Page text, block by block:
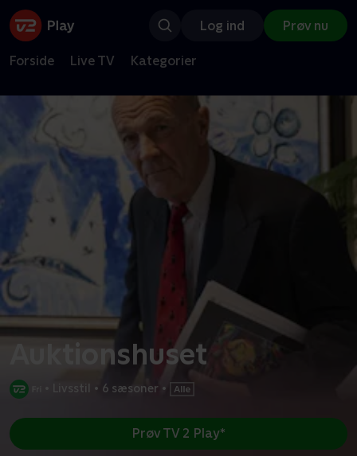
Log ind Prøv nu
Forside Live TV Kategorier
Auktionshuset
Livsstil • 6 sæsoner •
Prøv TV 2 Play*